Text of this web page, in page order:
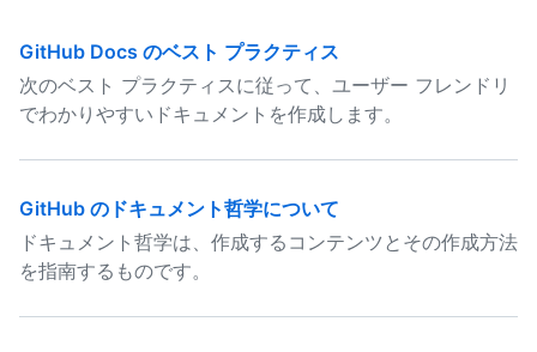
GitHub Docs のベスト プラクティス
次のベスト プラクティスに従って、ユーザー フレンドリ
でわかりやすいドキュメントを作成します。
GitHub のドキュメント哲学について
ドキュメント哲学は、作成するコンテンツとその作成方法
を指南するものです。